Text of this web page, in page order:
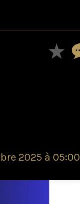
2025 à 05:00